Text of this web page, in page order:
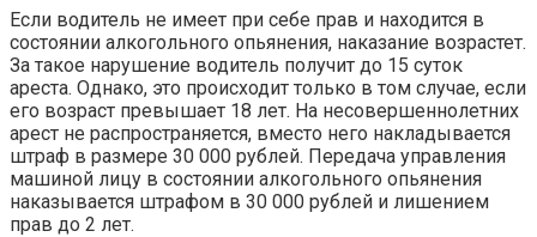
Если водитель не имеет при себе прав и находится в
состоянии алкогольного опьянения, наказание возрастет.
За такое нарушение водитель получит до 15 суток
ареста. Однако, это происходит только в том случае, если
его возраст превышает 18 лет. На несовершеннолетних
арест не распространяется, вместо него накладывается
штраф в размере 30 000 рублей. Передача управления
машиной лицу в состоянии алкогольного опьянения
наказывается штрафом в 30 000 рублей и лишением
прав до 2 лет.